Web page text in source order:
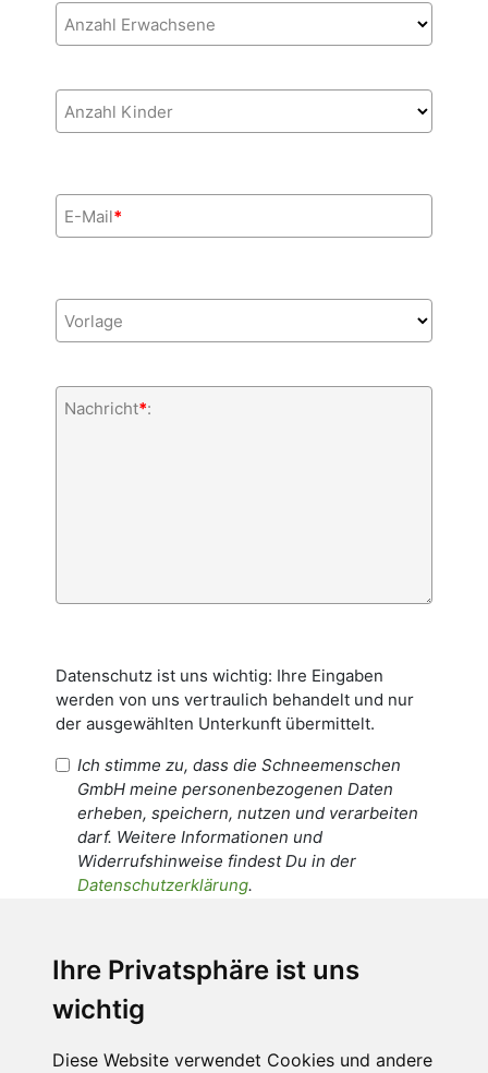
Ihre Privatsphäre ist uns
wichtig
Diese Website verwendet Cookies und andere
Anzahl Erwachsene
Anzahl Kinder
E-Mail*
Vorlage
Nachricht*:
Datenschutz ist uns wichtig: Ihre Eingaben
werden von uns vertraulich behandelt und nur
der ausgewählten Unterkunft übermittelt.
Ich stimme zu, dass die Schneemenschen
GmbH meine personenbezogenen Daten
erheben, speichern, nutzen und verarbeiten
darf. Weitere Informationen und
Widerrufshinweise findest Du in der
Datenschutzerklärung.
personenbezogenen Daten an den
Empfänger dieser Nachricht weitergeleitet
werden dürfen. Weitere Informationen und
Widerrufshinweise findest Du in der
Datenschutzerklärung.